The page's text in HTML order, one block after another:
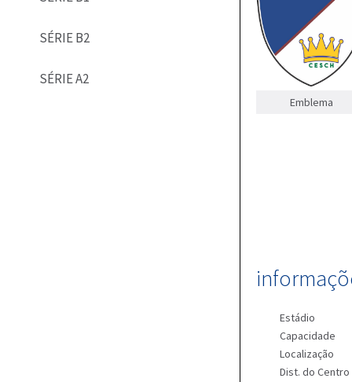
SÉRIE B2
SÉRIE A2
Emblema
Estádio
Capacidade
Localização
Dist. do Centro